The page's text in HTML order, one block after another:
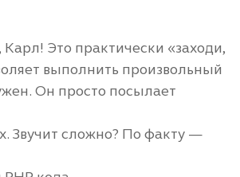
Карл! Это практически «заходи,
выполнить произвольный
Он просто посылает
Звучит сложно? По факту —